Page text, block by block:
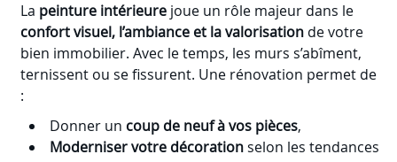
La peinture intérieure joue un rôle majeur dans le
confort visuel, l’ambiance et la valorisation de votre
bien immobilier. Avec le temps, les murs s’abîment,
ternissent ou se fissurent. Une rénovation permet de
:
Donner un coup de neuf à vos pièces,
Moderniser votre décorationselon les tendances